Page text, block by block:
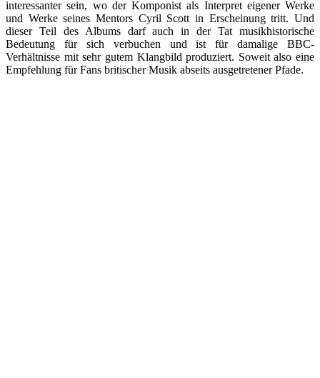
interessanter sein, wo der Komponist als Interpret eigener Werke
und Werke seines Mentors Cyril Scott in Erscheinung tritt. Und
dieser Teil des Albums darf auch in der Tat musikhistorische
Bedeutung für sich verbuchen und ist für damalige BBC-
Verhältnisse mit sehr gutem Klangbild produziert. Soweit also eine
Empfehlung für Fans britischer Musik abseits ausgetretener Pfade.